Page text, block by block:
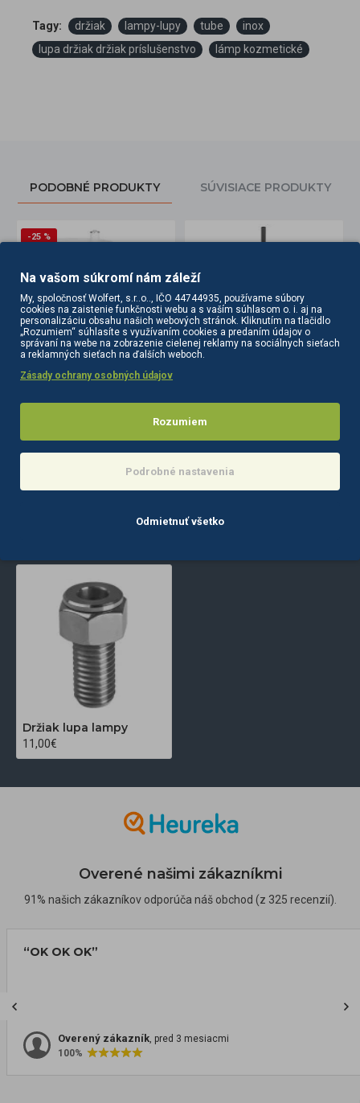
Tagy: držiak lampy-lupy tube
inox
lupa držiak držiak príslušenstvo
lámp kozmetické
PODOBNÉ PRODUKTY SÚVISIACE PRODUKTY
-25 %
Do košíka Do košíka
NAJČASTEJŠIE
Držiak lupa lampy
11,00€
Overené našimi zákazníkmi
91% našich zákazníkov odporúča náš obchod (z 325 recenzií).
“OK OK OK”
Overený zákazník , pred 3 mesiacmi
100%
Na vašom súkromí nám záleží
My, spoločnosť Wolfert, s.r..o.., IČO 44744935, používame súbory
cookies na zaistenie funkčnosti webu a s vaším súhlasom o. i. aj na
personalizáciu obsahu našich webových stránok. Kliknutím na tlačidlo
„Rozumiem“ súhlasíte s využívaním cookies a predaním údajov o
správaní na webe na zobrazenie cielenej reklamy na sociálnych sieťach
a reklamných sieťach na ďalších weboch.
Zásady ochrany osobných údajov
Rozumiem
Podrobné nastavenia
Odmietnuť všetko